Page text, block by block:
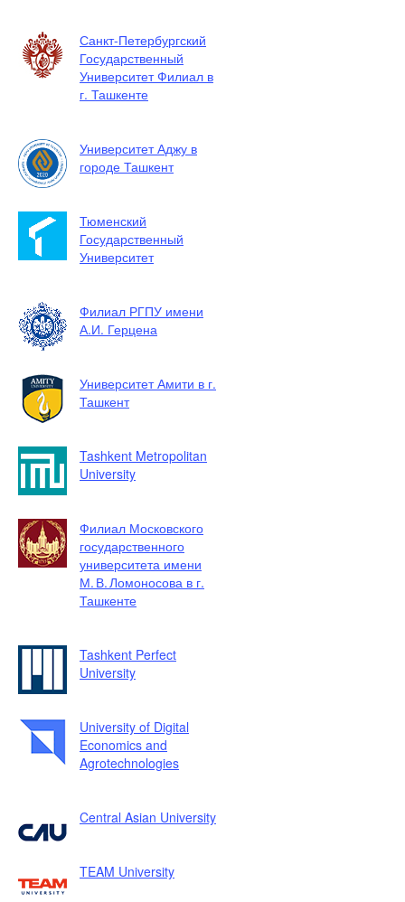
Санкт-Петербургский
Государственный
Университет Филиал в
г. Ташкенте
Университет Аджу в
городе Ташкент
Тюменский
Государственный
Университет
Филиал РГПУ имени
А.И. Герцена
Университет Амити в г.
Ташкент
Tashkent Metropolitan
University
Филиал Московского
государственного
университета имени
М. В. Ломоносова в г.
Ташкенте
Tashkent Perfect
University
University of Digital
Economics and
Agrotechnologies
Central Asian University
TEAM University